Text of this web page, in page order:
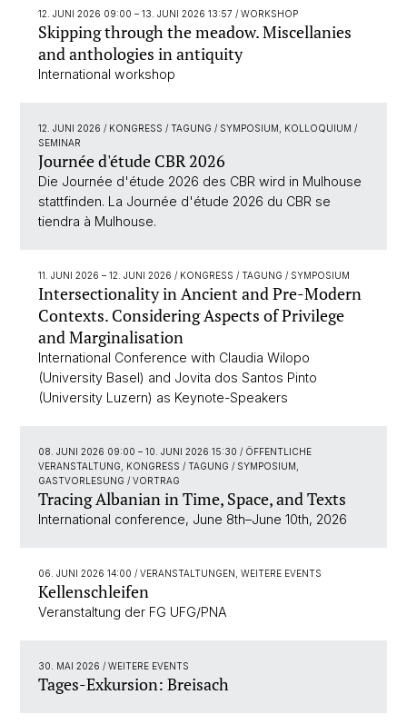
12. JUNI 2026 09:00 – 13. JUNI 2026 13:57 / WORKSHOP
Skipping through the meadow. Miscellanies
and anthologies in antiquity
International workshop
12. JUNI 2026 / KONGRESS / TAGUNG / SYMPOSIUM, KOLLOQUIUM /
SEMINAR
Journée d'étude CBR 2026
Die Journée d'étude 2026 des CBR wird in Mulhouse
stattfinden. La Journée d'étude 2026 du CBR se
tiendra à Mulhouse.
11. JUNI 2026 – 12. JUNI 2026 / KONGRESS / TAGUNG / SYMPOSIUM
Intersectionality in Ancient and Pre-Modern
Contexts. Considering Aspects of Privilege
and Marginalisation
International Conference with Claudia Wilopo
(University Basel) and Jovita dos Santos Pinto
(University Luzern) as Keynote-Speakers
08. JUNI 2026 09:00 – 10. JUNI 2026 15:30 / ÖFFENTLICHE
VERANSTALTUNG, KONGRESS / TAGUNG / SYMPOSIUM,
GASTVORLESUNG / VORTRAG
Tracing Albanian in Time, Space, and Texts
International conference, June 8th–June 10th, 2026
06. JUNI 2026 14:00 / VERANSTALTUNGEN, WEITERE EVENTS
Kellenschleifen
Veranstaltung der FG UFG/PNA
30. MAI 2026 / WEITERE EVENTS
Tages-Exkursion: Breisach